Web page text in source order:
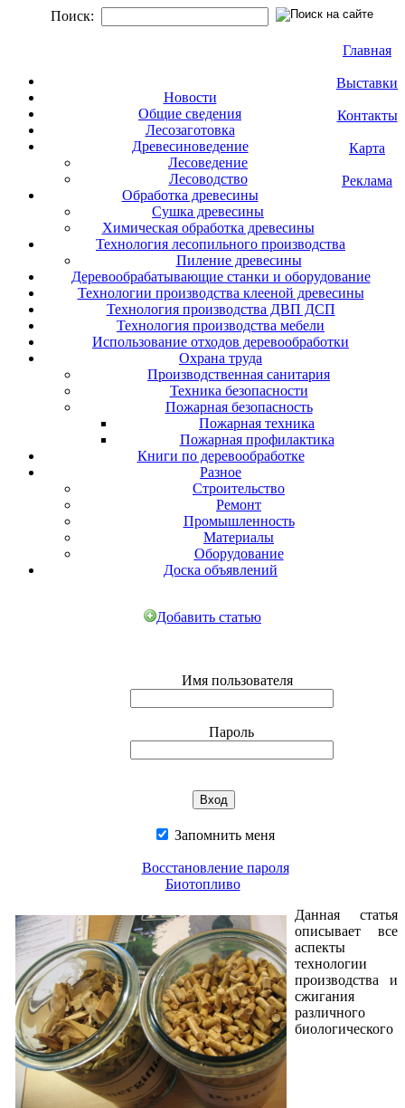
Поиск:
Главная
Выставки
Контакты
Карта
Реклама
Новости
Общие сведения
Лесозаготовка
Древесиноведение
Лесоведение
Лесоводство
Обработка древесины
Сушка древесины
Химическая обработка древесины
Технология лесопильного производства
Пиление древесины
Деревообрабатывающие станки и оборудование
Технологии производства клееной древесины
Технология производства ДВП ДСП
Технология производства мебели
Использование отходов деревообработки
Охрана труда
Производственная санитария
Техника безопасности
Пожарная безопасность
Пожарная техника
Пожарная профилактика
Книги по деревообработке
Разное
Строительство
Ремонт
Промышленность
Материалы
Оборудование
Доска объявлений
Добавить статью
Имя пользователя
Пароль
Запомнить меня
Восстановление пароля
Биотопливо
Данная статья
описывает все
аспекты
технологии
производства и
сжигания
различного
биологического